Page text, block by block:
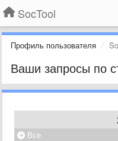
SocTool
Профиль пользователя
Ваши запросы по
Все